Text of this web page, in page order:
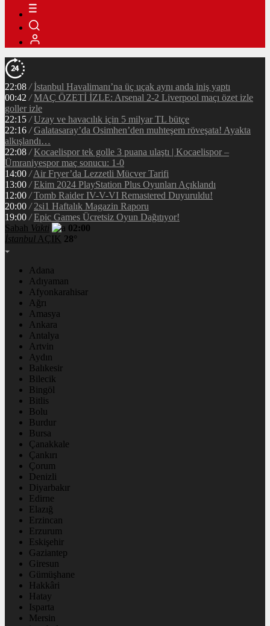
22:08 / İstanbul Havalimanı’na üç uçak aynı anda iniş yaptı
00:42 / MAÇ ÖZETİ İZLE: Arsenal 2-2 Liverpool maçı özet izle
goller izle
22:15 / Uzay ve havacılık için 5 milyar TL bütçe
22:16 / Galatasaray’da Osimhen’den muhteşem röveşata! Ayakta
alkışlandı…
22:08 / Kocaelispor tek golle 3 puana ulaştı | Kocaelispor –
Ümraniyespor maç sonucu: 1-0
14:00 / Air Fryer’da Lezzetli Mücver Tarifi
13:00 / Ekim 2024 PlayStation Plus Oyunları Açıklandı
12:00 / Tomb Raider IV-V-VI Remastered Duyuruldu!
20:00 / 2si1 Haftalık Magazin Raporu
19:00 / Epic Games Ücretsiz Oyun Dağıtıyor!
Sabah Vakti
02:00
İstanbul AÇIK 28°
Adana
Adıyaman
Afyonkarahisar
Ağrı
Amasya
Ankara
Antalya
Artvin
Aydın
Balıkesir
Bilecik
Bingöl
Bitlis
Bolu
Burdur
Bursa
Çanakkale
Çankırı
Çorum
Denizli
Diyarbakır
Edirne
Elazığ
Erzincan
Erzurum
Eskişehir
Gaziantep
Giresun
Gümüşhane
Hakkâri
Hatay
Isparta
Mersin